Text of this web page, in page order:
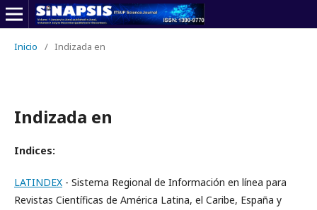
Inicio / Indizada en
Indizada en
Indices:
LATINDEX - Sistema Regional de Información en línea para
Revistas Científicas de América Latina, el Caribe, España y